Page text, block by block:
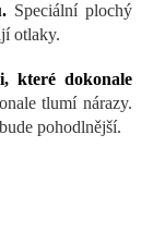
Speciální plochý
otlaky.
které dokonale
tlumí nárazy.
pohodlnější.